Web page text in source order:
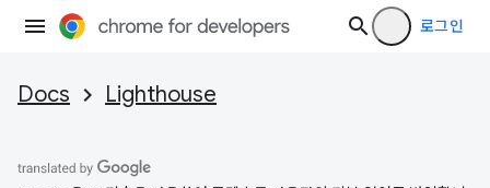
로그인
Docs Lighthouse